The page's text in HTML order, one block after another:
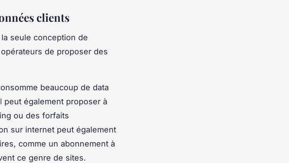
clients
seule conception de
de proposer des
beaucoup de data
peut également proposer à
ou des forfaits
sur internet peut également
comme un abonnement à
ce genre de sites.